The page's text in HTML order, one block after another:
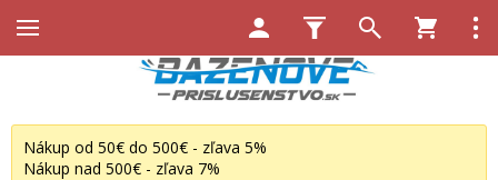
Nákup od 50€ do 500€ - zľava 5%
Nákup nad 500€ - zľava 7%